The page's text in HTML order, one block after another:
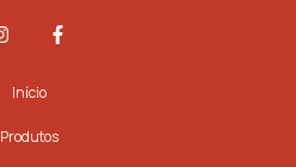
Início
Produtos